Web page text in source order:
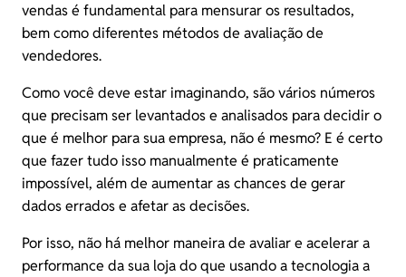
vendas é fundamental para mensurar os resultados,
bem como diferentes métodos de avaliação de
vendedores.
Como você deve estar imaginando, são vários números
que precisam ser levantados e analisados para decidir o
que é melhor para sua empresa, não é mesmo? E é certo
que fazer tudo isso manualmente é praticamente
impossível, além de aumentar as chances de gerar
dados errados e afetar as decisões.
Por isso, não há melhor maneira de avaliar e acelerar a
performance da sua loja do que usando a tecnologia a